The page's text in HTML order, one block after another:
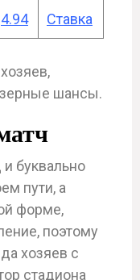
4.94 Ставка
шансы.
буквально
пути, а
форме,
поэтому
хозяев с
стадиона